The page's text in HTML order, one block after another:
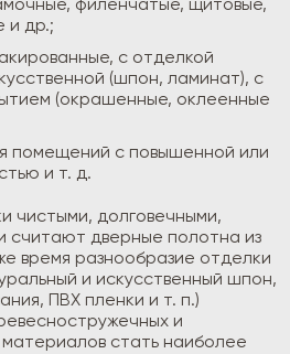
филенчатые, щитовые,
и др.;
с отделкой
(шпон, ламинат), с
(окрашенные, оклеенные
помещений с повышенной или
и т. д.
чистыми, долговечными,
считают дверные полотна из
время разнообразие отделки
и искусственный шпон,
ПВХ пленки и т. п.)
и
стать наиболее